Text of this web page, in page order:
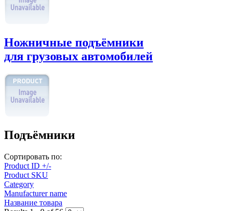
Ножничные подъёмники
для грузовых автомобилей
Подъёмники
Сортировать по:
Product ID +/-
Product SKU
Category
Manufacturer name
Название товара